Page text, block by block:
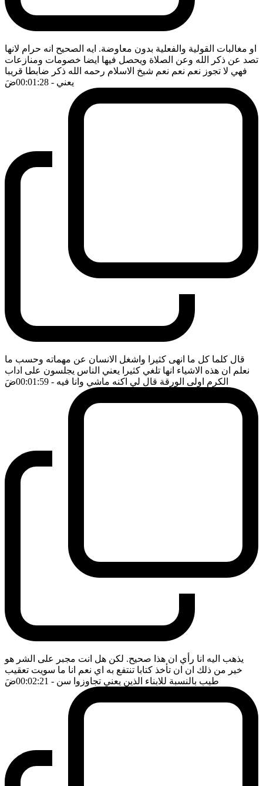
او مغالبات القولية والفعلية بدون معاوضة. ايه الصحيح انه حرام لانها
تصد عن ذكر الله وعن الصلاة ويحصل فيها ايضا خصومات ومنازعات
فهي لا تجوز نعم نعم نعم شيخ الاسلام رحمه الله ذكر ضابطا قريبا
يعني - 00:01:28 ضَ
قال كلما كل ما انهى كثيرا واشغل الانسان عن مهماته وحسب ما
نعلم ان هذه الاشياء انها تلغي كثيرا يعني الناس يجلسون على اداب
الكرم اولى الورقة قال لي اكنه ماشي وانا فيه - 00:01:59 ضَ
يذهب اليه انا رأي ان هذا صحيح. لكن هل انت مجبر على الشر هو
خير من ذلك ان ان تأخذ كتابا تنتفع به اي نعم انا ما سويت تعقيب
طيب بالنسبة للابناء الذين يعني تجاوزوا سن - 00:02:21 ضَ